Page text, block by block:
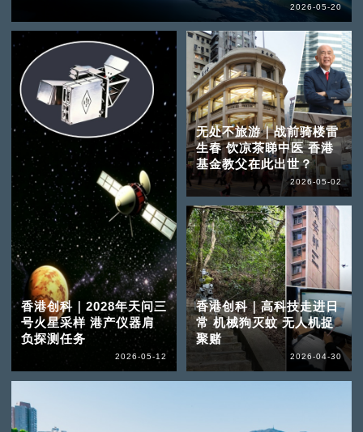
2026-05-20
香港创科｜2028年天问三
号火星采样 港产仪器肩
负探测任务
2026-05-12
无处不旅游｜战前骑楼雷
生春 饮凉茶睇中医 香港
基金教父在此出世？
2026-05-02
香港创科｜高科技走进日
常 机械狗灭蚊 无人机捉
聚赌
2026-04-30